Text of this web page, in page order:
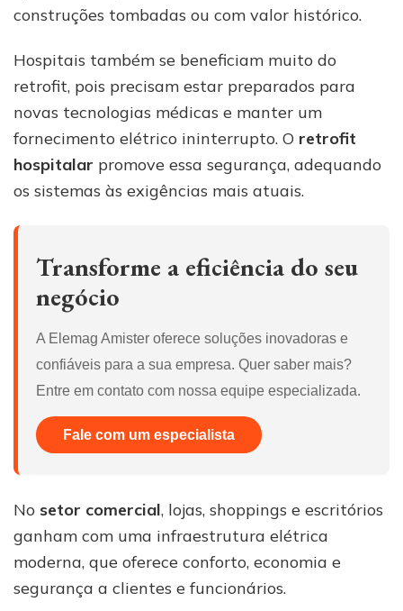
construções tombadas ou com valor histórico.
Hospitais também se beneficiam muito do
retrofit, pois precisam estar preparados para
novas tecnologias médicas e manter um
fornecimento elétrico ininterrupto. O retrofit
hospitalar promove essa segurança, adequando
os sistemas às exigências mais atuais.
Transforme a eficiência do seu
negócio
A Elemag Amister oferece soluções inovadoras e
confiáveis para a sua empresa. Quer saber mais?
Entre em contato com nossa equipe especializada.
Fale com um especialista
No setor comercial, lojas, shoppings e escritórios
ganham com uma infraestrutura elétrica
moderna, que oferece conforto, economia e
segurança a clientes e funcionários.